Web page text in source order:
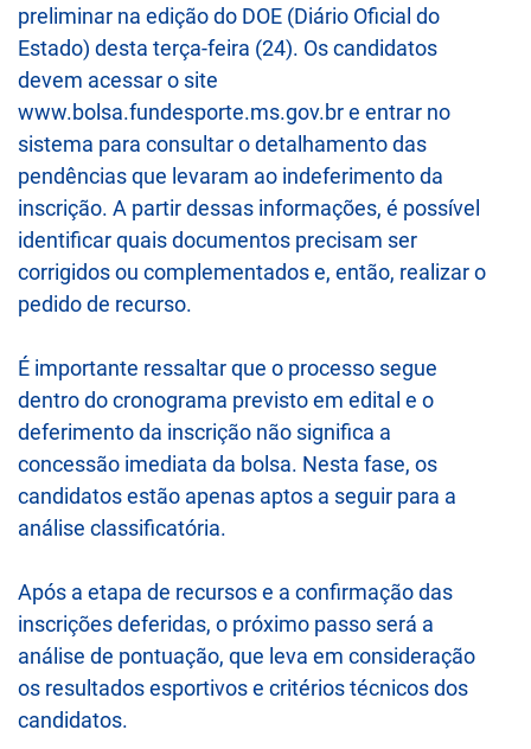
preliminar na edição do DOE (Diário Oficial do
Estado) desta terça-feira (24). Os candidatos
devem acessar o site
www.bolsa.fundesporte.ms.gov.br e entrar no
sistema para consultar o detalhamento das
pendências que levaram ao indeferimento da
inscrição. A partir dessas informações, é possível
identificar quais documentos precisam ser
corrigidos ou complementados e, então, realizar o
pedido de recurso.
É importante ressaltar que o processo segue
dentro do cronograma previsto em edital e o
deferimento da inscrição não significa a
concessão imediata da bolsa. Nesta fase, os
candidatos estão apenas aptos a seguir para a
análise classificatória.
Após a etapa de recursos e a confirmação das
inscrições deferidas, o próximo passo será a
análise de pontuação, que leva em consideração
os resultados esportivos e critérios técnicos dos
candidatos.